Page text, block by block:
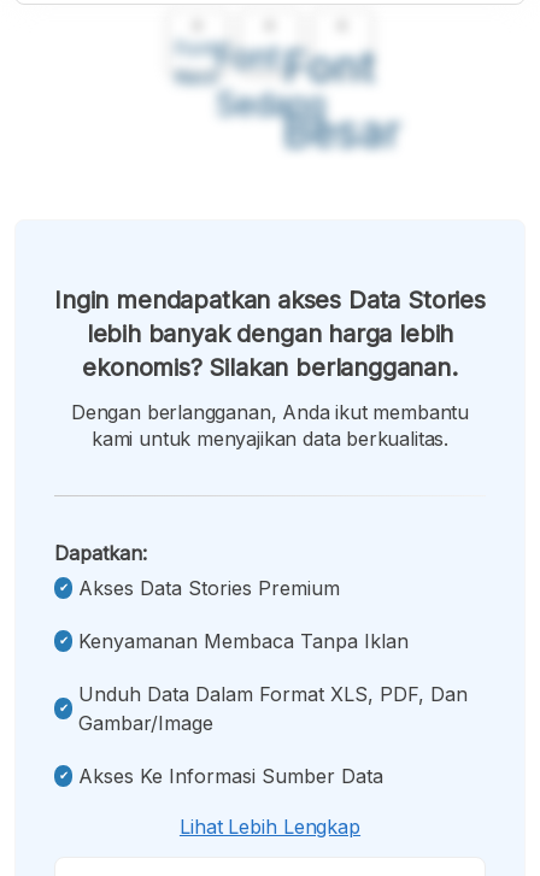
Font
Kecil
Font
Sedang
Font
Besar
Ingin mendapatkan akses Data Stories
lebih banyak dengan harga lebih
ekonomis? Silakan berlangganan.
Dengan berlangganan, Anda ikut membantu
kami untuk menyajikan data berkualitas.
Dapatkan:
Akses Data Stories Premium
Kenyamanan Membaca Tanpa Iklan
Unduh Data Dalam Format XLS, PDF, Dan
Gambar/image
Akses Ke Informasi Sumber Data
Lihat Lebih Lengkap